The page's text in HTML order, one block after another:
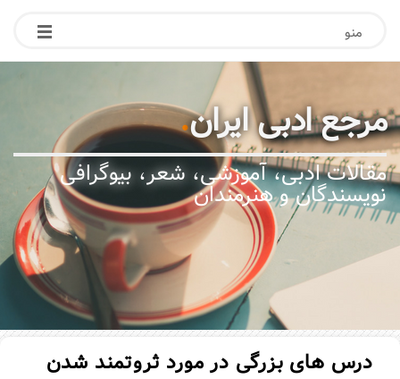
منو
مرجع ادبی ایران.
مقالات ادبی، آموزشی، شعر، بیوگرافی
نویسندگان و هنرمندان
درس های بزرگی در مورد ثروتمند شدن